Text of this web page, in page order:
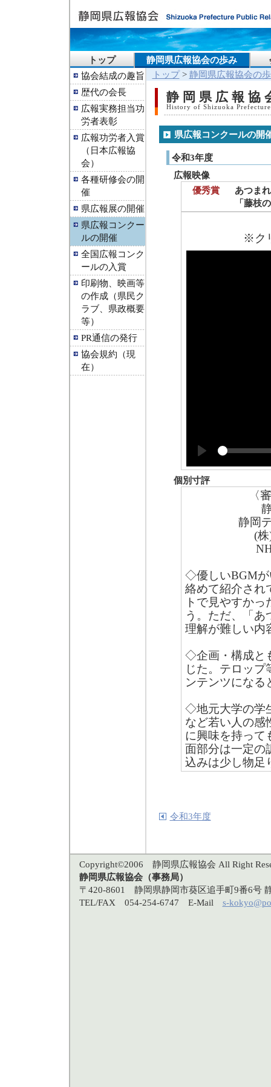
トップ 静岡県広報協会の歩み
協会結成の趣旨
歴代の会長
広報実務担当功
労者表彰
広報功労者入賞
（日本広報協
会）
各種研修会の開
催
県広報展の開催
県広報コンクー
ルの開催
全国広報コンク
ールの入賞
印刷物、映画等
の作成（県民ク
ラブ、県政概要
等）
PR通信の発行
協会規約（現
在）
トップ> 静岡県広報協会の
静岡県広報協
History of Shizuoka
県広報コンクールの開
令和3年度
広報映像
優秀賞
あつま
「藤枝
※ク
個別寸評
〈
静
(
◇優しいBGMが
絡めて紹介され
トで見やすか
う。ただ、「あ
理解が難しい内
◇企画・構成と
じた。テロッ
ンテンツになる
◇地元大学の学
など若い人の感
に興味を持って
面部分は一定の
込みは少し物足
令和3年度
Copyright©2006 静岡県広報協会 All Right
静岡県広報協会（事務局）
〒420-8601 静岡県静岡市葵区追手町9番6号
TEL/FAX 054-254-6747 E-Mail s-